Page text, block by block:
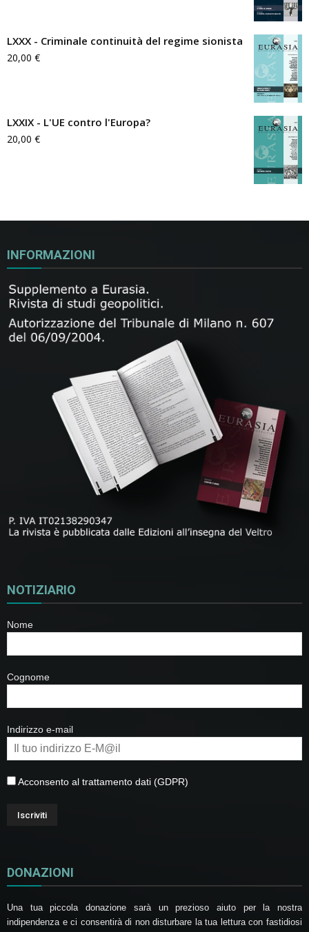
LXXX - Criminale continuità del regime sionista
20,00 €
LXXIX - L'UE contro l'Europa?
20,00 €
INFORMAZIONI
NOTIZIARIO
Nome
Cognome
Indirizzo e-mail
Acconsento al trattamento dati (GDPR)
DONAZIONI
Una tua piccola donazione sarà un prezioso aiuto per la nostra
indipendenza e ci consentirà di non disturbare la tua lettura con fastidiosi